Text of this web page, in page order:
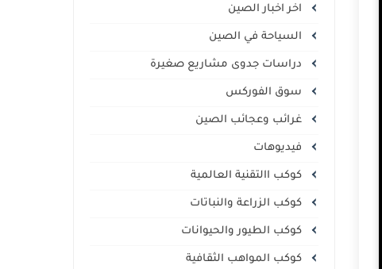
اخر اخبار الصين
السياحة في الصين
دراسات جدوى مشاريع صغيرة
سوق الفوركس
غرائب وعجائب الصين
فيديوهات
كوكب االتقنية العالمية
كوكب الزراعة والنباتات
كوكب الطيور والحيوانات
كوكب المواهب الثقافية